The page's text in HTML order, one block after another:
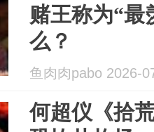
赌王称为“最
么？
鱼肉肉pabo 2026-
何超仪《拾